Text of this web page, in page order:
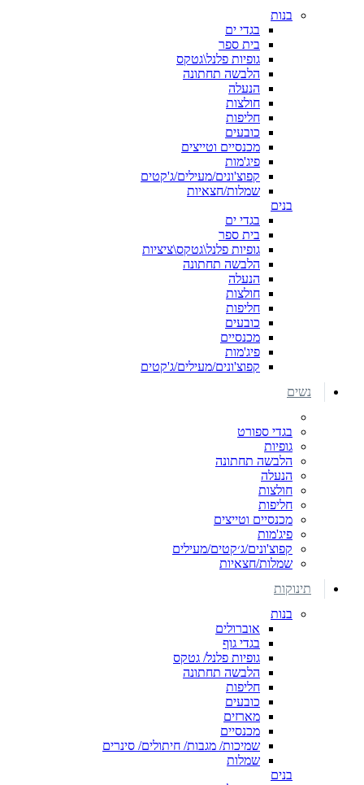
בנות
בגדי ים
בית ספר
גופיות פלנל\גטקס
הלבשה תחתונה
הנעלה
חולצות
חליפות
כובעים
מכנסיים וטייצים
פיג'מות
קפוצ'ונים/מעילים/ג'קטים
שמלות/חצאיות
בנים
בגדי ים
בית ספר
גופיות פלנל\גטקס\ציציות
הלבשה תחתונה
הנעלה
חולצות
חליפות
כובעים
מכנסיים
פיג'מות
קפוצ'ונים/מעילים/ג'קטים
נשים
בגדי ספורט
גופיות
הלבשה תחתונה
הנעלה
חולצות
חליפות
מכנסיים וטייצים
פיג'מות
קפוצ'ונים/ג׳קטים/מעילים
שמלות/חצאיות
תינוקות
בנות
אוברולים
בגדי גוף
גופיות פלנל/ גטקס
הלבשה תחתונה
חליפות
כובעים
מארזים
מכנסיים
שמיכות/ מגבות/ חיתולים/ סינרים
שמלות
בנים